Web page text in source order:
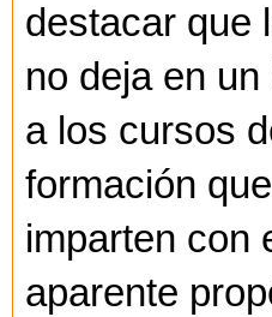
destacar que
no deja en
a los cursos
formación
imparten con
aparente